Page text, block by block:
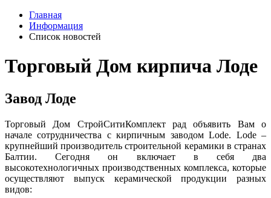
Главная
Информация
Список новостей
Торговый Дом кирпича Лоде
Завод Лоде
Торговый Дом СтройСитиКомплект рад объявить Вам о
начале сотрудничества с кирпичным заводом Lode. Lode –
крупнейший производитель строительной керамики в странах
Балтии. Сегодня он включает в себя два
высокотехнологичных производственных комплекса, которые
осуществляют выпуск керамической продукции разных
видов: